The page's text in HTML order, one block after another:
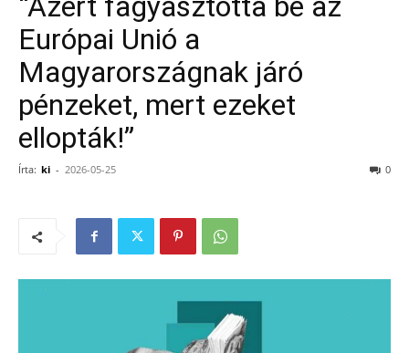
Európai Unió a
Magyarországnak járó
pénzeket, mert ezeket
ellopták!”
Írta: ki - 2026-05-25 0